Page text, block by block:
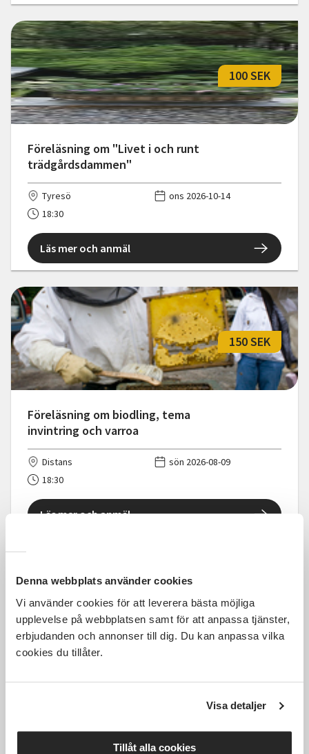
Denna webbplats använder cookies
Vi använder cookies för att leverera bästa möjliga
upplevelse på webbplatsen samt för att anpassa tjänster,
erbjudanden och annonser till dig. Du kan anpassa vilka
cookies du tillåter.
Visa detaljer
Tillåt alla cookies
Föreläsning om "Livet i och runt
trädgårdsdammen"
100 SEK
Tyresö
ons 2026-10-14
18:30
Läs mer och anmäl
Föreläsning om biodling, tema
invintring och varroa
150 SEK
Distans
sön 2026-08-09
18:30
Läs mer och anmäl
Introkurs i permakultur
1 000 SEK
fre 2026-10-16
10:00
1 Tillfällen